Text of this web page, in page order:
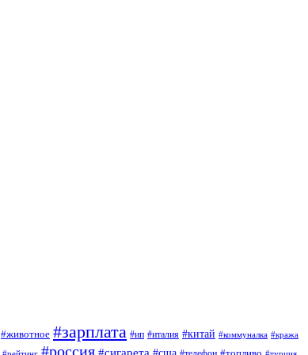
#животное #зарплата #ип #италия #китай #коммуналка #кража
#россия